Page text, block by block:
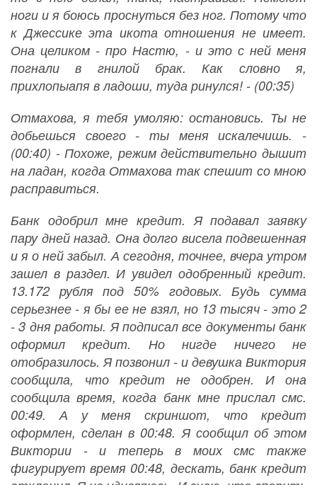
ноги и я боюсь проснуться без ног. Потому что
к Джессике эта икота отношения не имеет.
Она целиком - про Настю, - и это с ней меня
погнали в гнилой брак. Как словно я,
прихлопыапя в ладоши, туда ринулся! - (00:35)
Отмахова, я тебя умоляю: остановись. Ты не
добьешься своего - ты меня искалечишь. -
(00:40) - Похоже, режим действительно дышит
на ладан, когда Отмахова так спешит со мною
расправиться.
Банк одобрил мне кредит. Я подавал заявку
пару дней назад. Она долго висела подвешенная
и я о ней забыл. А сегодня, точнее, вчера утром
зашел в раздел. И увидел одобренный кредит.
13.172 рубля под 50% годовых. Будь сумма
серьезнее - я бы ее не взял, но 13 тысяч - это 2
- 3 дня работы. Я подписал все документы банк
оформил кредит. Но нигде ничего не
отобразилось. Я позвонил - и девушка Виктория
сообщила, что кредит не одобрен. И она
сообщила время, когда банк мне прислал смс.
00:49. А у меня скриншот, что кредит
оформлен, сделан в 00:48. Я сообщил об этом
Виктории - и теперь в моих смс также
фигурирует время 00:48, дескать, банк кредит